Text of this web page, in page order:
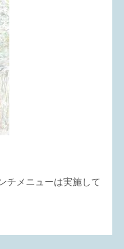
メニューは実施して